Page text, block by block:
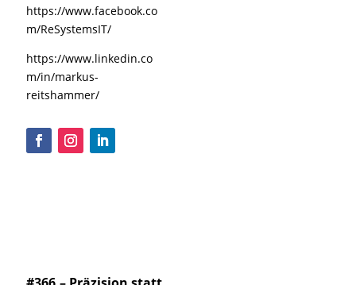
https://www.facebook.co
m/ReSystemsIT/
https://www.linkedin.co
m/in/markus-
reitshammer/